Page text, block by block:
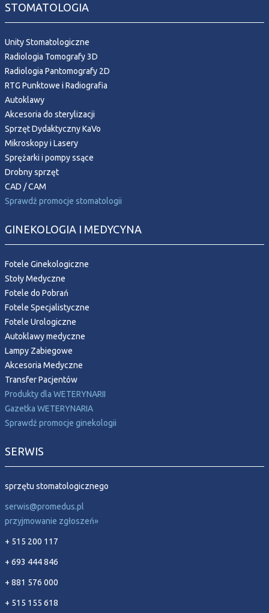
STOMATOLOGIA
Unity Stomatologiczne
Radiologia Tomografy 3D
Radiologia Pantomografy 2D
RTG Punktowe i Radiografia
Autoklawy
Akcesoria do sterylizacji
Sprzęt Dydaktyczny KaVo
Mikroskopy i Lasery
Sprężarki i pompy ssące
Drobny sprzęt
CAD / CAM
Sprawdź promocje stomatologii
GINEKOLOGIA I MEDYCYNA
Fotele Ginekologiczne
Stoły Medyczne
Fotele do Pobrań
Fotele Specjalistyczne
Fotele Urologiczne
Autoklawy medyczne
Lampy Zabiegowe
Akcesoria Medyczne
Transfer Pacjentów
Produkty dla WETERYNARII
Gazetka WETERYNARIA
Sprawdź promocje ginekologii
SERWIS
sprzętu stomatologicznego
serwis@promedus.pl
przyjmowanie zgłoszeń»
+ 515 200 117
+ 693 444 846
+ 881 576 000
+ 515 155 618